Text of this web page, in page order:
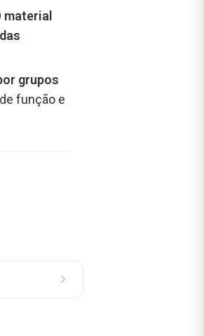
material
grupos
função e